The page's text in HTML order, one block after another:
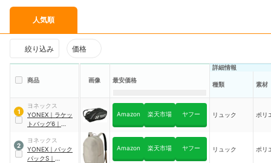
人気順
絞り込み 価格
商品 画像 最安価格
詳細情報
種類 素材
1
ヨネックス
YONEX ｜ ラケッ
トバッグ6 ｜
Amazon 楽天市場 ヤフー リュック ポリ
2
ヨネックス
YONEX ｜ バック
パックS ｜
Amazon 楽天市場 ヤフー リュック ポリ